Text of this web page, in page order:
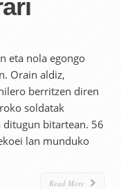
eta nola egongo
Orain aldiz,
berritzen diren
soldatak
bitartean. 56
lan munduko
Read More